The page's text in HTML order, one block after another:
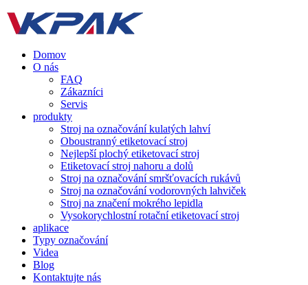
Domov
O nás
FAQ
Zákazníci
Servis
produkty
Stroj na označování kulatých lahví
Oboustranný etiketovací stroj
Nejlepší plochý etiketovací stroj
Etiketovací stroj nahoru a dolů
Stroj na označování smršťovacích rukávů
Stroj na označování vodorovných lahviček
Stroj na značení mokrého lepidla
Vysokorychlostní rotační etiketovací stroj
aplikace
Typy označování
Videa
Blog
Kontaktujte nás